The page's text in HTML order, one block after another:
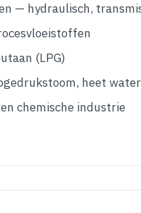
— hydraulisch,
(LPG)
heet water
chemische industrie